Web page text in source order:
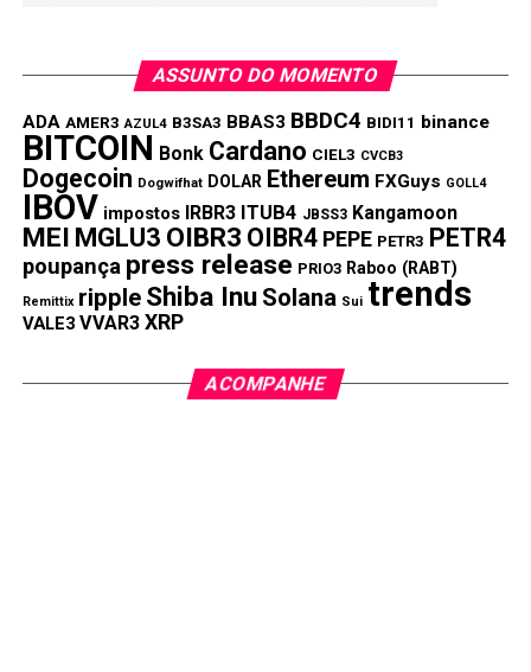
ASSUNTO DO MOMENTO
ADA AMER3 AZUL4 B3SA3 BBAS3 BBDC4 BIDI11 binance
BITCOIN Bonk Cardano CIEL3 CVCB3
Dogecoin Dogwifhat DOLAR Ethereum FXGuys GOLL4
IBOV impostos IRBR3 ITUB4 JBSS3 Kangamoon
MEI MGLU3 OIBR3 OIBR4 PEPE PETR3 PETR4
poupança press release PRIO3 Raboo (RABT)
Remittix ripple Shiba Inu Solana Sui trends
VALE3 VVAR3 XRP
ACOMPANHE